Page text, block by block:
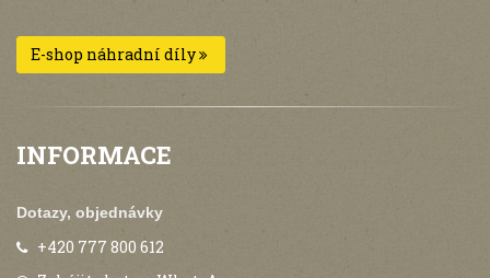
E-shop náhradní díly
INFORMACE
Dotazy, objednávky
+420 777 800 612